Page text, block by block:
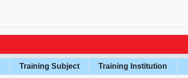
Training Subject Training Institution